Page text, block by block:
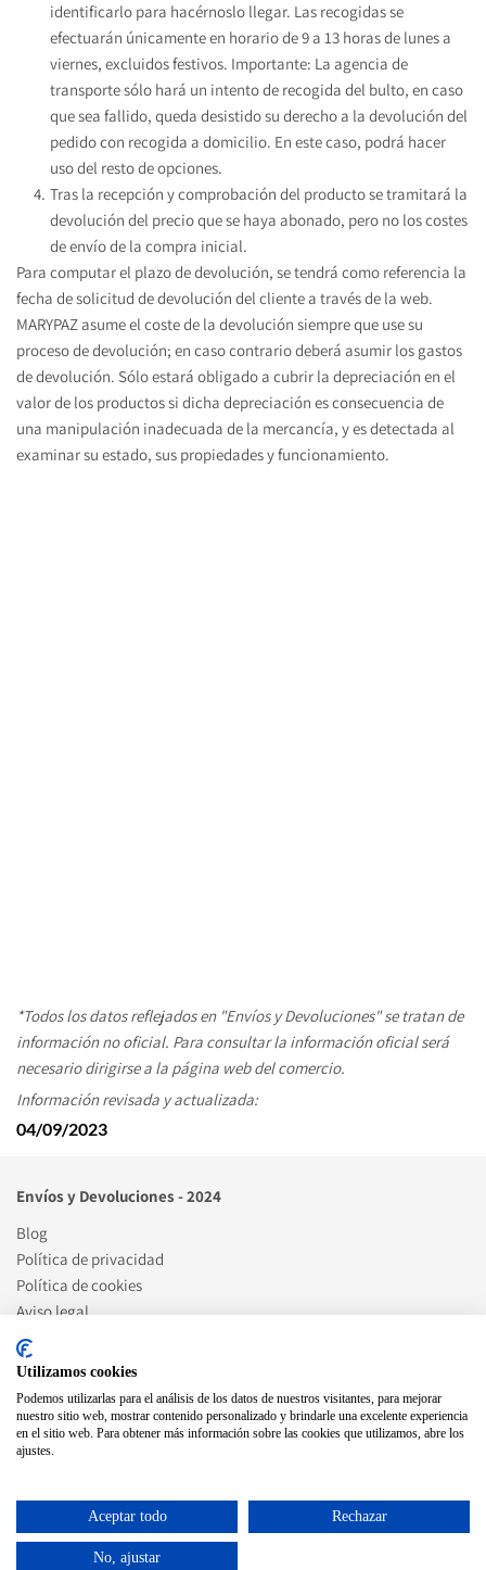
identificarlo para hacérnoslo llegar. Las recogidas se
efectuarán únicamente en horario de 9 a 13 horas de lunes a
viernes, excluidos festivos. Importante: La agencia de
transporte sólo hará un intento de recogida del bulto, en caso
que sea fallido, queda desistido su derecho a la devolución del
pedido con recogida a domicilio. En este caso, podrá hacer
uso del resto de opciones.
Tras la recepción y comprobación del producto se tramitará la
devolución del precio que se haya abonado, pero no los costes
de envío de la compra inicial.
Para computar el plazo de devolución, se tendrá como referencia la
fecha de solicitud de devolución del cliente a través de la web.
MARYPAZ asume el coste de la devolución siempre que use su
proceso de devolución; en caso contrario deberá asumir los gastos
de devolución. Sólo estará obligado a cubrir la depreciación en el
valor de los productos si dicha depreciación es consecuencia de
una manipulación inadecuada de la mercancía, y es detectada al
examinar su estado, sus propiedades y funcionamiento.
*Todos los datos reflejados en "Envíos y Devoluciones" se tratan de
información no oficial. Para consultar la información oficial será
necesario dirigirse a la página web del comercio.
Información revisada y actualizada:
04/09/2023
Envíos y Devoluciones - 2024
Blog
Política de privacidad
Política de cookies
Aviso legal
Artículos de blog destacados
Cómo ser punto celeritas
Utilizamos cookies
Podemos utilizarlas para el análisis de los datos de nuestros visitantes, para mejorar
nuestro sitio web, mostrar contenido personalizado y brindarle una excelente experiencia
en el sitio web. Para obtener más información sobre las cookies que utilizamos, abre los
ajustes.
Aceptar todo Rechazar
No, ajustar